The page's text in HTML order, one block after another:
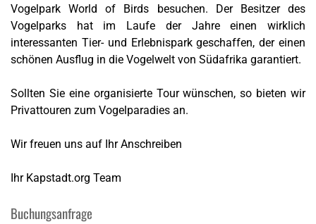
Vogelpark World of Birds besuchen. Der Besitzer des
Vogelparks hat im Laufe der Jahre einen wirklich
interessanten Tier- und Erlebnispark geschaffen, der einen
schönen Ausflug in die Vogelwelt von Südafrika garantiert.
Sollten Sie eine organisierte Tour wünschen, so bieten wir
Privattouren zum Vogelparadies an.
Wir freuen uns auf Ihr Anschreiben
Ihr Kapstadt.org Team
Buchungsanfrage